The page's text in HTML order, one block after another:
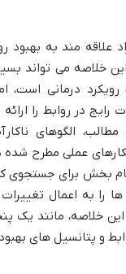
علاقه مند به بهبود
خلاصه می تواند
درمانی است،
رایج در روابط را
الگوهای
عملی مطرح شده
بخش برای
ها را به اعمال
خلاصه، مانند یک
و پتانسیل های